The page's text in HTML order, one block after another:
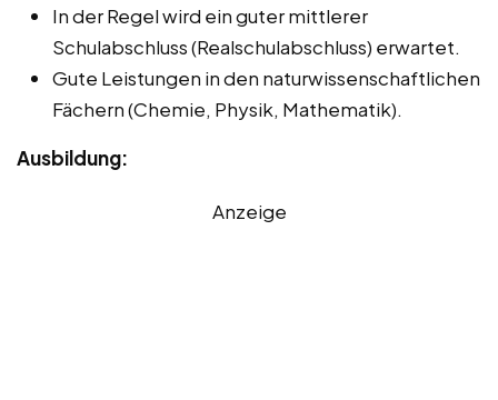
In der Regel wird ein guter mittlerer
Schulabschluss (Realschulabschluss) erwartet.
Gute Leistungen in den naturwissenschaftlichen
Fächern (Chemie, Physik, Mathematik).
Ausbildung:
Anzeige